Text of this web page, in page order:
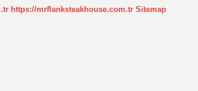
https://mrflanksteakhouse.com.tr Sitemap